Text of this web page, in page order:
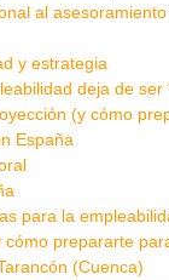
al
y estrategia
deja de ser
(y cómo
España
para la
prepararte
(Cuenca)